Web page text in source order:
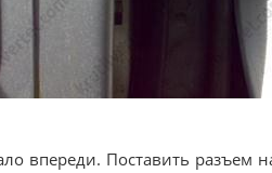
впереди. Поставить разъем